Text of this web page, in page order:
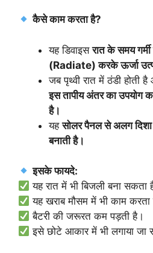
कैसे काम करता है?
यह डिवाइसरात के समय
(Radiate) करके ऊर्जा
जब पृथ्वी रात में ठंडी होती है
इस तापीय अंतर का उपयोग
है।
यहसोलर पैनल से अलग
बनाती है।
इसके फायदे:
यह रात में भी बिजली बना सकता
यह खराब मौसम में भी काम करता
बैटरी की जरूरत कम पड़ती है।
इसे छोटे आकार में भी लगाया जा